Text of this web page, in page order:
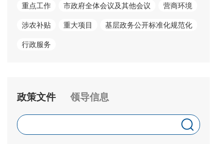
重点工作 市政府全体会议及其他会议 营商环境
涉农补贴 重大项目 基层政务公开标准化规范化
行政服务
政策文件 领导信息